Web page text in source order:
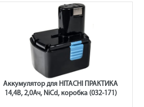
Аккумулятор для HITACHI ПРАКТИКА
14,4В, 2,0Ач, NiCd, коробка (032-171)